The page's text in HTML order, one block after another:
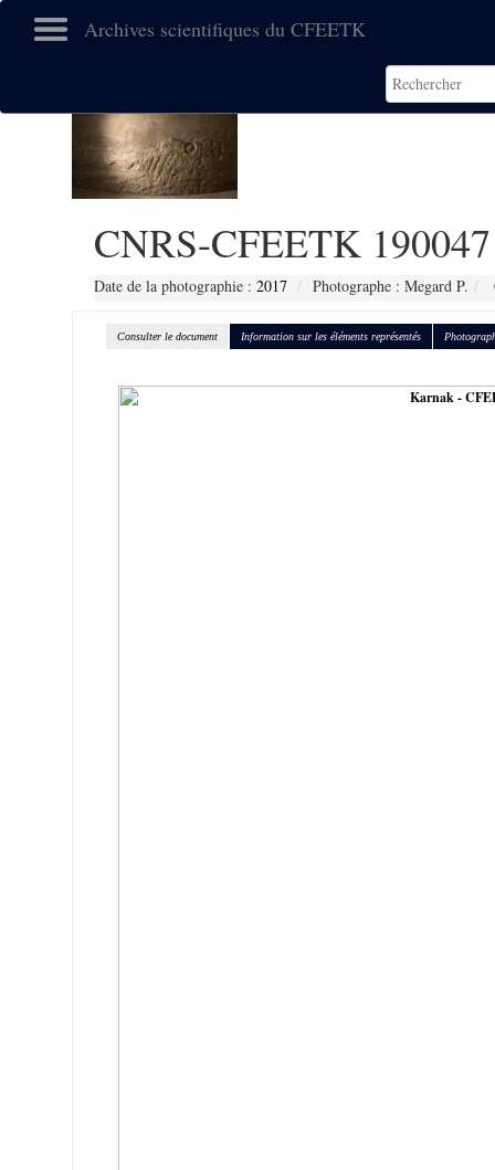
Archives scientifiques du CFEETK
CNRS-CFEETK 190047
Date de la photographie : 2017 Photographe : Megard P.
Consulter le document Information sur les éléments représentés